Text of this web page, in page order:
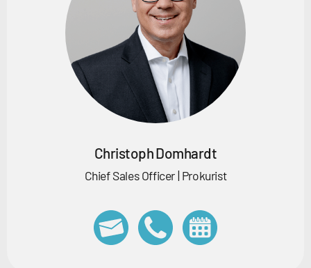
Christoph Domhardt
Chief Sales Officer | Prokurist